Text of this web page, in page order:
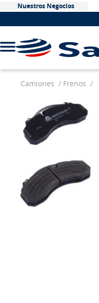
Nuestros Negocios
Camiones Frenos
1.
bateria
.
neumáticos
.
yokohama
5 .
chevrolet
6.
jockey